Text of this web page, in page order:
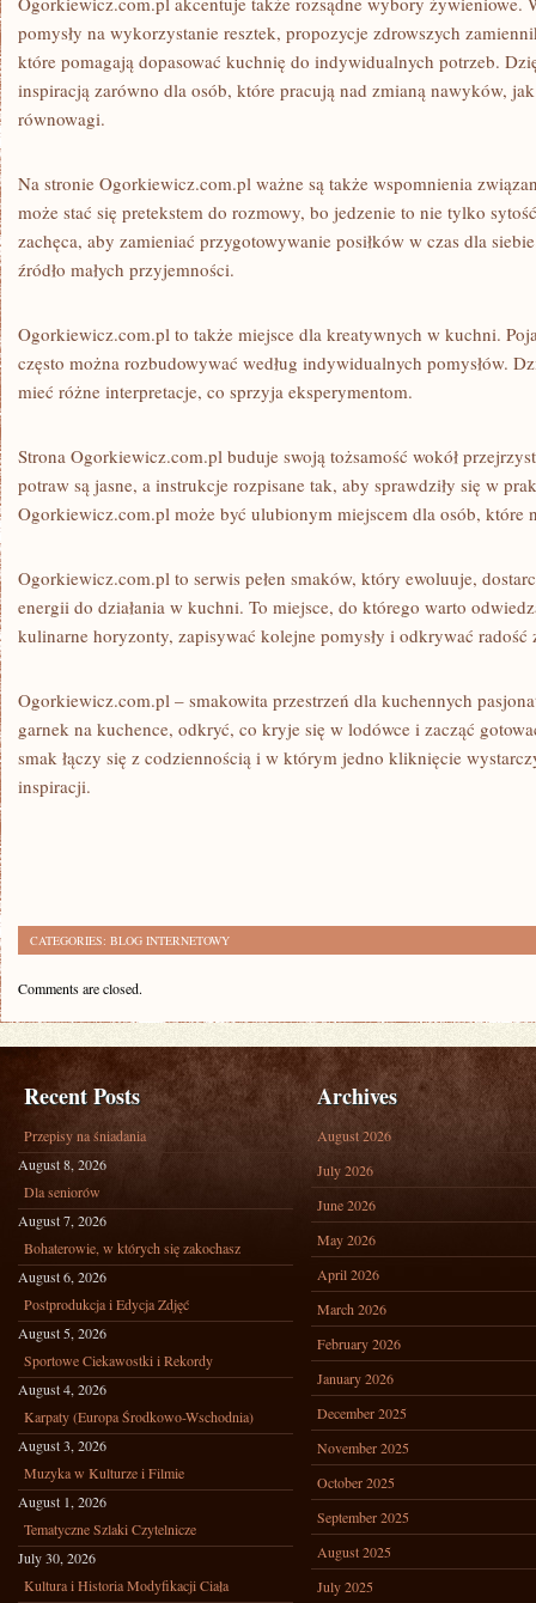
pomysły na wykorzystanie resztek, propozycje zdrowszych
które pomagają dopasować kuchnię do indywidualnych potrzeb.
inspiracją zarówno dla osób, które pracują nad zmianą nawyków,
równowagi.
Na stronie Ogorkiewicz.com.pl ważne są także wspomnienia
może stać się pretekstem do rozmowy, bo jedzenie to nie tylko
zachęca, aby zamieniać przygotowywanie posiłków w czas dla
źródło małych przyjemności.
Ogorkiewicz.com.pl to także miejsce dla kreatywnych w kuchni.
często można rozbudowywać według indywidualnych pomysłów.
mieć różne interpretacje, co sprzyja eksperymentom.
Strona Ogorkiewicz.com.pl buduje swoją tożsamość wokół
potraw są jasne, a instrukcje rozpisane tak, aby sprawdziły się w
Ogorkiewicz.com.pl może być ulubionym miejscem dla osób, które
Ogorkiewicz.com.pl to serwis pełen smaków, który ewoluuje,
energii do działania w kuchni. To miejsce, do którego warto
kulinarne horyzonty, zapisywać kolejne pomysły i odkrywać radość
Ogorkiewicz.com.pl – smakowita przestrzeń dla kuchennych
garnek na kuchence, odkryć, co kryje się w lodówce i zacząć
smak łączy się z codziennością i w którym jedno kliknięcie
inspiracji.
CATEGORIES: BLOG INTERNETOWY
Comments are closed.
Recent Posts
Przepisy na śniadania
August 8, 2026
Dla seniorów
August 7, 2026
Bohaterowie, w których się zakochasz
August 6, 2026
Postprodukcja i Edycja Zdjęć
August 5, 2026
Sportowe Ciekawostki i Rekordy
August 4, 2026
Karpaty (Europa Środkowo-Wschodnia)
August 3, 2026
Muzyka w Kulturze i Filmie
August 1, 2026
Tematyczne Szlaki Czytelnicze
July 30, 2026
Kultura i Historia Modyfikacji Ciała
Archives
August 2026
July 2026
June 2026
May 2026
April 2026
March 2026
February 2026
January 2026
December 2025
November 2025
October 2025
September 2025
August 2025
July 2025